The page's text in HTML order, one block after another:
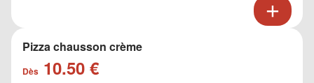
Pizza chausson crème
Dès 10.50 €